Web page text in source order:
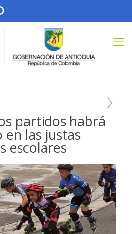
partidos habrá
en las justas
escolares